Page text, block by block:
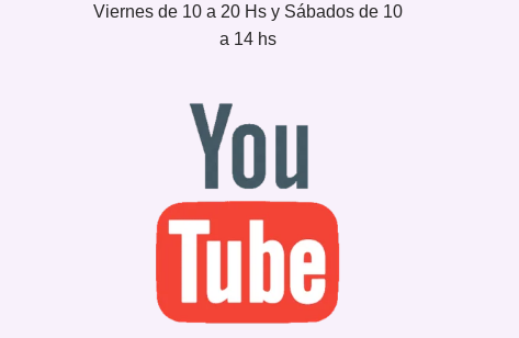
Viernes de 10 a 20 Hs y Sábados de 10
a 14 hs